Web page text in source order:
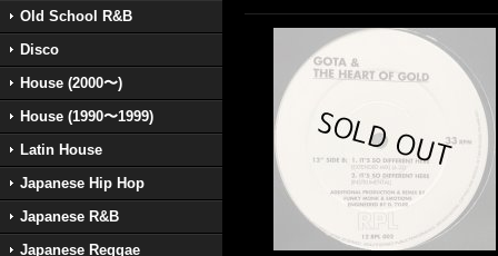
Old School R&B
Disco
House (2000〜)
House (1990〜1999)
Latin House
Japanese Hip Hop
Japanese R&B
Japanese Reggae